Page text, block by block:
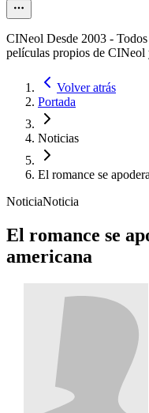
CINeol Desde 2003 -
películas propios de
Volver atrás
Portada
Noticias
El romance se
NoticiaNoticia
El romance se
americana